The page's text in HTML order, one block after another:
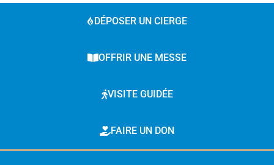
DÉPOSER UN CIERGE
OFFRIR UNE MESSE
VISITE GUIDÉE
FAIRE UN DON